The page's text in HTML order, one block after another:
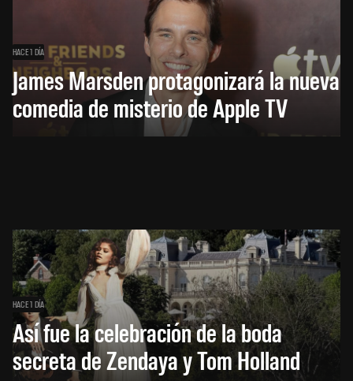
HACE 1 DÍA
James Marsden protagonizará la nueva
comedia de misterio de Apple TV
HACE 1 DÍA
Así fue la celebración de la boda
secreta de Zendaya y Tom Holland